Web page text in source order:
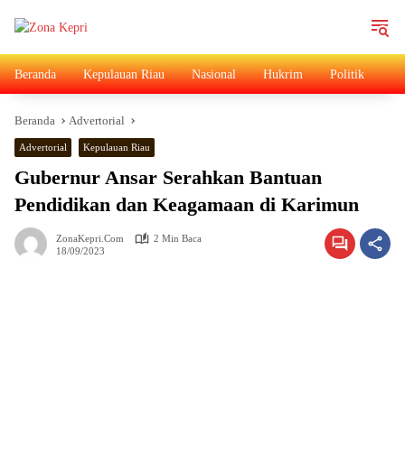
Beranda Kepulauan Riau Nasional Hukrim Politik
Beranda Advertorial
Advertorial Kepulauan Riau
Gubernur Ansar Serahkan Bantuan
Pendidikan dan Keagamaan di Karimun
ZonaKepri.com
2 Min Baca
18/09/2023